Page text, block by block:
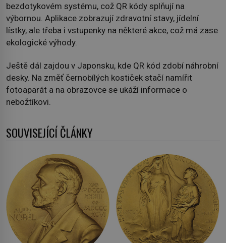
bezdotykovém systému, což QR kódy splňují na
výbornou. Aplikace zobrazují zdravotní stavy, jídelní
lístky, ale třeba i vstupenky na některé akce, což má zase
ekologické výhody.
Ještě dál zajdou v Japonsku, kde QR kód zdobí náhrobní
desky. Na změť černobílých kostiček stačí namířit
fotoaparát a na obrazovce se ukáží informace o
nebožtíkovi.
SOUVISEJÍCÍ ČLÁNKY